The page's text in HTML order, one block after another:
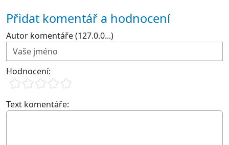
Přidat komentář a hodnocení
Autor komentáře (127.0.0...)
Hodnocení:
Text komentáře: